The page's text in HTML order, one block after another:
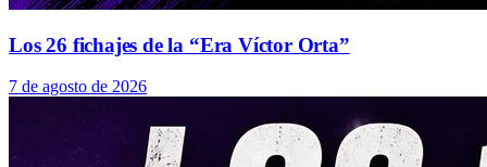
Los 26 fichajes de la “Era Víctor Orta”
7 de agosto de 2026